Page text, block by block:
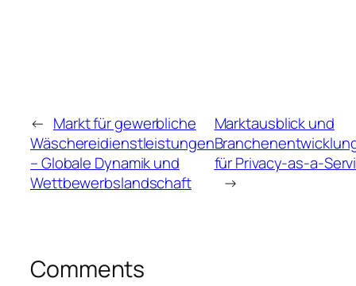
← Markt für gewerbliche
Wäschereidienstleistungen
– Globale Dynamik und
Wettbewerbslandschaft
Marktausblick und
für Privacy-as-a-
→
Comments